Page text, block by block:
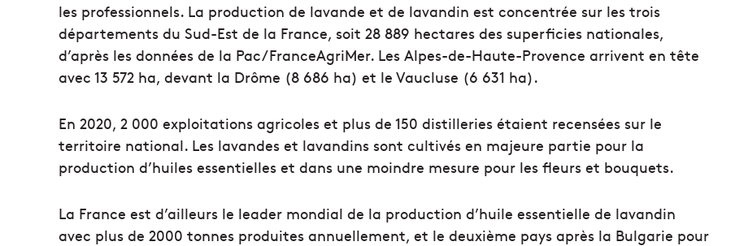
les professionnels. La production de lavande et de lavandin est concentrée sur les trois
départements du Sud-Est de la France, soit 28 889 hectares des superficies nationales,
d’après les données de la Pac/FranceAgriMer. Les Alpes-de-Haute-Provence arrivent en tête
avec 13 572 ha, devant la Drôme (8 686 ha) et le Vaucluse (6 631 ha).
En 2020, 2 000 exploitations agricoles et plus de 150 distilleries étaient recensées sur le
territoire national. Les lavandes et lavandins sont cultivés en majeure partie pour la
production d’huiles essentielles et dans une moindre mesure pour les fleurs et bouquets.
La France est d’ailleurs le leader mondial de la production d’huile essentielle de lavandin
avec plus de 2000 tonnes produites annuellement, et le deuxième pays après la Bulgarie pour